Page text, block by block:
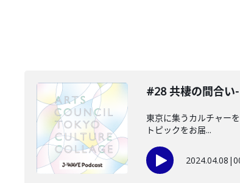
#28 共棲の間合い
東京に集うカルチャー
トピックをお届...
2024.04.08 |